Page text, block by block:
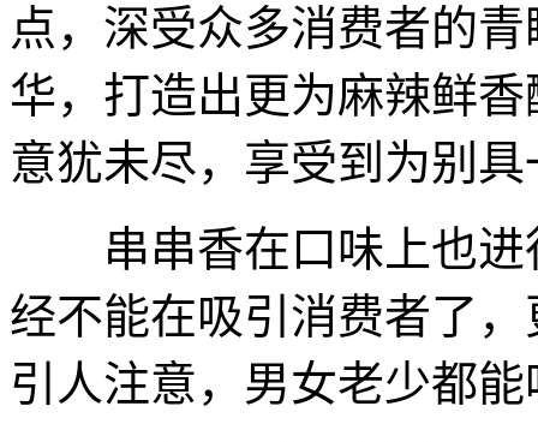
点，深受众多消费者的
华，打造出更为麻辣鲜
意犹未尽，享受到为别
串串香在口味上也进
经不能在吸引消费者了
引人注意，男女老少都